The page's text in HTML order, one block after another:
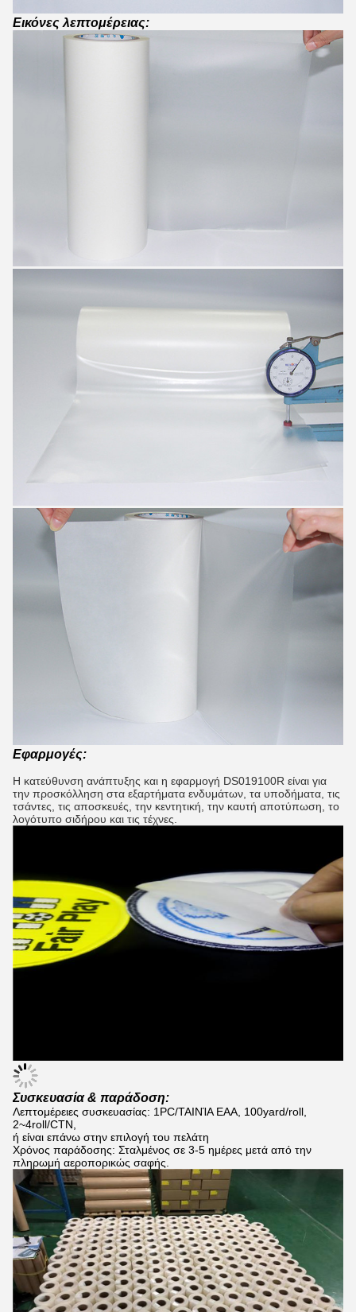
Εικόνες λεπτομέρειας:
Εφαρμογές:
Η κατεύθυνση ανάπτυξης και η εφαρμογή DS019100R είναι για
την προσκόλληση στα εξαρτήματα ενδυμάτων, τα υποδήματα, τις
τσάντες, τις αποσκευές, την κεντητική, την καυτή αποτύπωση, το
λογότυπο σιδήρου και τις τέχνες.
Συσκευασία & παράδοση:
Λεπτομέρειες συσκευασίας: 1PC/ΤΑΙΝΊΑ EAA, 100yard/roll,
2~4roll/CTN,
ή είναι επάνω στην επιλογή του πελάτη
Χρόνος παράδοσης: Σταλμένος σε 3-5 ημέρες μετά από την
πληρωμή αεροπορικώς σαφής.